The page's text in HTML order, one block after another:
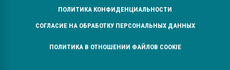
ПОЛИТИКА КОНФИДЕНЦИАЛЬНОСТИ
СОГЛАСИЕ НА ОБРАБОТКУ ПЕРСОНАЛЬНЫХ ДАННЫХ
ПОЛИТИКА В ОТНОШЕНИИ ФАЙЛОВ COOKIE